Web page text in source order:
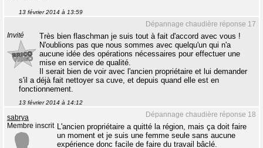
13 février 2014 à 13:59
Dépannage chaudière réponse 17
Invité
Très bien flaschman je suis tout à fait d'accord avec vous !
N'oublions pas que nous sommes avec quelqu'un qui n'a
aucune idée des opérations nécessaires pour effectuer une
mise en service de qualité.
Il serait bien de voir avec l'ancien propriétaire et lui demander
s'il a déjà fait nettoyer sa cuve, et depuis quand elle est en
fonctionnement.
13 février 2014 à 14:12
Dépannage chaudière réponse 18
sabrya
Membre inscrit L'ancien propriétaire a quitté la région, mais ça doit faire
un moment et je suis une femme seule sans aucune
expérience donc facile de faire du travail bâclé.